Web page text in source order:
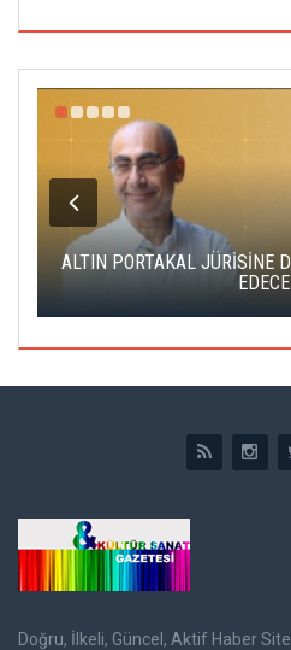
ALTIN PORTAKAL JÜRİSİNE
Doğru, İlkeli, Güncel, Aktif Haber